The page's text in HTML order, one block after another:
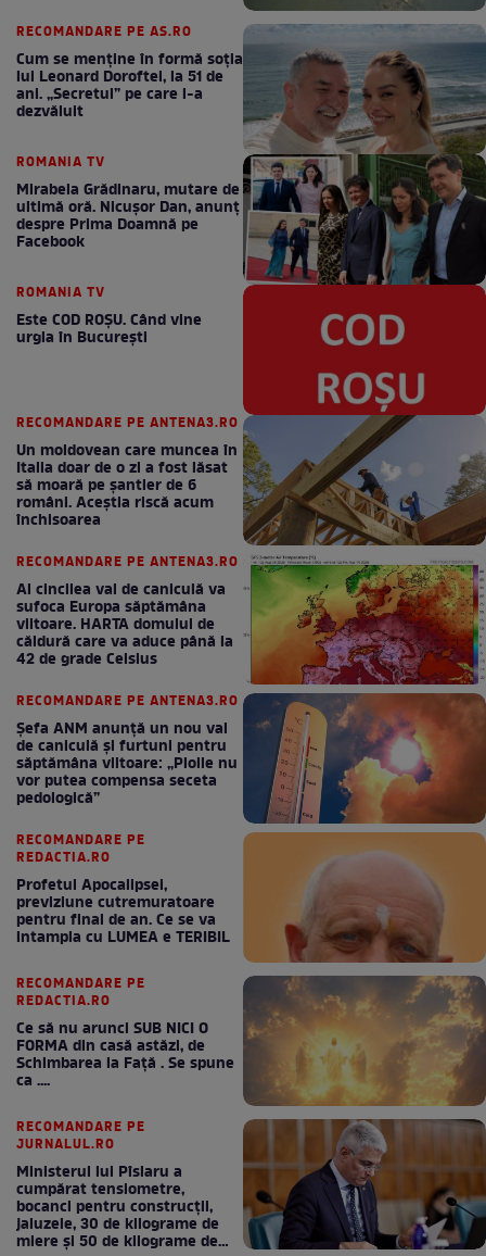
RECOMANDARE PE AS.RO
Cum se menţine în formă soţia
lui Leonard Doroftei, la 51 de
ani. „Secretul” pe care l-a
dezvăluit
ROMANIA TV
Mirabela Grădinaru, mutare de
ultimă oră. Nicuşor Dan, anunţ
despre Prima Doamnă pe
Facebook
ROMANIA TV
Este COD ROŞU. Când vine
urgia în Bucureşti
RECOMANDARE PE ANTENA3.RO
Un moldovean care muncea în
Italia doar de o zi a fost lăsat
să moară pe şantier de 6
români. Aceștia riscă acum
închisoarea
RECOMANDARE PE ANTENA3.RO
Al cincilea val de caniculă va
sufoca Europa săptămâna
viitoare. HARTA domului de
căldură care va aduce până la
42 de grade Celsius
RECOMANDARE PE ANTENA3.RO
Șefa ANM anunță un nou val
de caniculă și furtuni pentru
săptămâna viitoare: „Ploile nu
vor putea compensa seceta
pedologică”
RECOMANDARE PE
REDACTIA.RO
Profetul Apocalipsei,
previziune cutremuratoare
pentru final de an. Ce se va
intampla cu LUMEA e TERIBIL
RECOMANDARE PE
REDACTIA.RO
Ce să nu arunci SUB NICI O
FORMA din casă astăzi, de
Schimbarea la Față . Se spune
ca ....
RECOMANDARE PE
JURNALUL.RO
Ministerul lui Pîslaru a
cumpărat tensiometre,
bocanci pentru construcții,
jaluzele, 30 de kilograme de
miere și 50 de kilograme de